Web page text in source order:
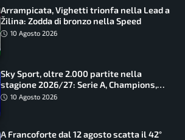
Arrampicata, Vighetti trionfa nella Lead a
Žilina: Zodda di bronzo nella Speed
10 Agosto 2026
Sky Sport, oltre 2.000 partite nella
stagione 2026/27: Serie A, Champions,
Premier e tutte le novità
10 Agosto 2026
A Francoforte dal 12 agosto scatta il 42°